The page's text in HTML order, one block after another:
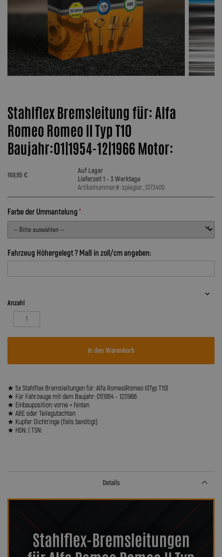
Stahlflex Bremsleitung für: Alfa
Romeo Romeo II Typ T10
Baujahr:01|1954-12|1966 Motor:
169,95 €
Auf Lager
Lieferzeit 1 - 3 Werktage
Artikelnummer#: spiegler_1373400
Farbe der Ummantelung
Fahrzeug Höhergelegt ? Maß in zoll/cm angeben:
Anzahl
In den Warenkorb
★ 5x Stahlflex Bremsleitungen für: Alfa Romeo|Romeo II|Typ T10|
★ Für Fahrzeuge mit dem Baujahr: 01|1954 - 12|1966
★ Einbauposition: vorne + hinten
★ ABE oder Teilegutachten
★ Kupfer Dichtringe (falls benötigt)
★ HSN: | TSN:
Details
Stahlflex-Bremsleitungen